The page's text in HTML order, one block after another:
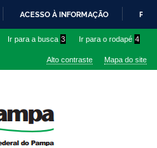
IR
O
ACESSO À INFORMAÇÃO
Ir para a busca 3 Ir para o rodapé 4
Alto contraste Mapa do site